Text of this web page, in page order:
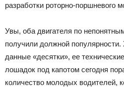
разработки роторно-поршневого
Увы, оба двигателя по
получили должной
данные «десятки», ее
лошадок под капотом сегодня
количество молодых водителей,